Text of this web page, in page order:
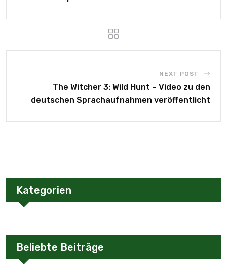
NEXT POST
The Witcher 3: Wild Hunt – Video zu den
deutschen Sprachaufnahmen veröffentlicht
Kategorien
Beliebte Beiträge